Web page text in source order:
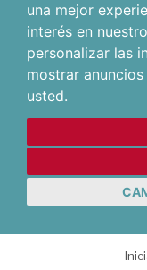
una mejor
interés en
personalizar las
mostrar
usted.